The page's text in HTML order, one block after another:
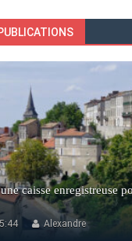
caisse enregistreuse
Alexandre